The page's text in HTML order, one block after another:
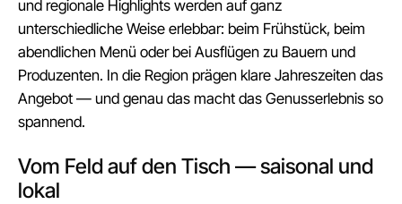
und regionale Highlights werden auf ganz
unterschiedliche Weise erlebbar: beim Frühstück, beim
abendlichen Menü oder bei Ausflügen zu Bauern und
Produzenten. In die Region prägen klare Jahreszeiten das
Angebot — und genau das macht das Genusserlebnis so
spannend.
Vom Feld auf den Tisch — saisonal und
lokal